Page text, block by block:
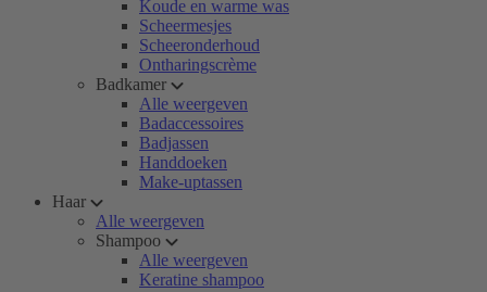
Koude en warme was
Scheermesjes
Scheeronderhoud
Ontharingscrème
Badkamer
Alle weergeven
Badaccessoires
Badjassen
Handdoeken
Make-uptassen
Haar
Alle weergeven
Shampoo
Alle weergeven
Keratine shampoo